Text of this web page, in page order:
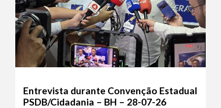
Entrevista durante Convenção Estadual
PSDB/Cidadania – BH – 28-07-26